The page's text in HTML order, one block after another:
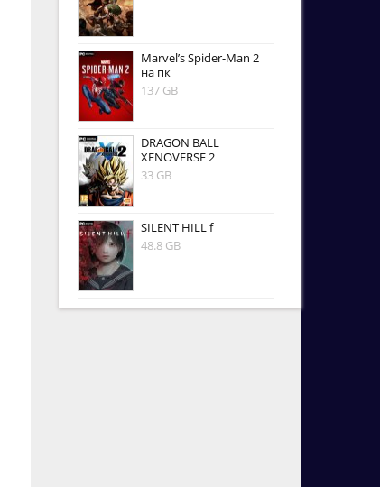
Marvel’s Spider-Man 2
на пк
137 GB
DRAGON BALL
XENOVERSE 2
33 GB
SILENT HILL f
48.8 GB